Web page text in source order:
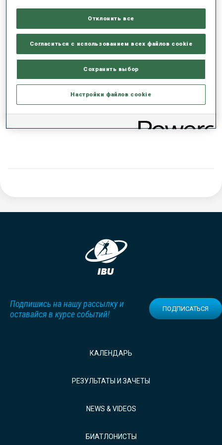
Данных нет
СТРЕЛЬБА СТОЯ
Данных нет
РЕЗУЛЬТАТЫ - ТЕНДЕНЦИЯ
ДАННЫХ НЕТ
Подпишись на нашу рассылку и
оставайся в курсе событий!
ПОДПИСАТЬСЯ
КАЛЕНДАРЬ
РЕЗУЛЬТАТЫ И ЗАЧЕТЫ
NEWS & VIDEOS
БИАТЛОНИСТЫ
Отклонить все
Согласиться с использованием всех файлов cookie
Сохранить выбор
Настройки файлов cookie